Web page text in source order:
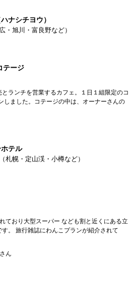
ナシチヨウ）
・旭川・富良野など）
テージ
ランチを営業するカフェ。１日１組限定のコ
しました。コテージの中は、オーナーさんの
テル
札幌・定山渓・小樽など）
ており大型スーパー なども割と近くにある立
。 旅行雑誌にわんこプランが紹介されて
ん